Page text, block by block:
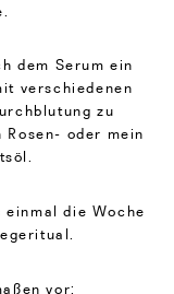
dem Serum ein
verschiedenen
zu
oder mein
die Woche
vor: